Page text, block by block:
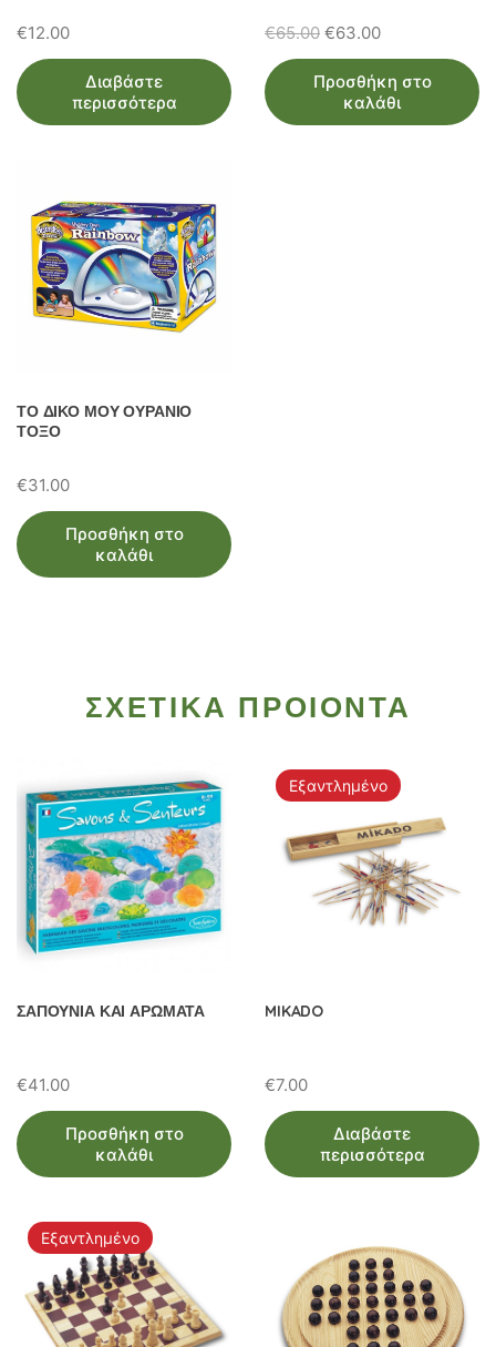
€12.00
Διαβάστε
περισσότερα
€65.00 Original
price
was:
€65.00.
€63.00Η
τρέχουσα
τιμή
είναι:
Προσθήκη στο
καλάθι
ΤΟ ΔΙΚΟ ΜΟΥ ΟΥΡΑΝΙΟ
ΤΟΞΟ
€31.00
Προσθήκη στο
καλάθι
ΣΧΕΤΙΚΑ ΠΡΟΙΟΝΤΑ
ΣΑΠΟΥΝΙΑ ΚΑΙ ΑΡΩΜΑΤΑ
€41.00
Προσθήκη στο
καλάθι
Εξαντλημένο
MIKADO
€7.00
Διαβάστε
περισσότερα
Εξαντλημένο